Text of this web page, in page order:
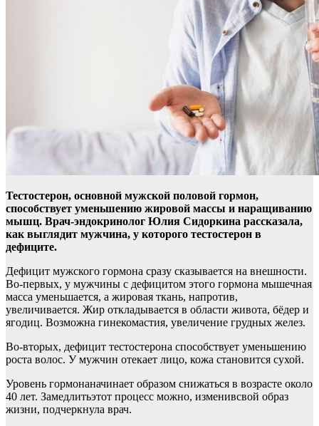
Тестостерон, основной мужской половой гормон,
способствует уменьшению жировой массы и наращиванию
мышц. Врач-эндокринолог Юлия Сидоркина рассказала,
как выглядит мужчина, у которого тестостерон в
дефиците.
Дефицит мужского гормона сразу сказывается на внешности.
Во-первых, у мужчины с дефицитом этого гормона мышечная
масса уменьшается, а жировая ткань, напротив,
увеличивается. Жир откладывается в области живота, бёдер и
ягодиц. Возможна гинекомастия, увеличение грудных желез.
Во-вторых, дефицит тестостерона способствует уменьшению
роста волос. У мужчин отекает лицо, кожа становится сухой.
Уровень гормонаначинает образом снижаться в возрасте около
40 лет. Замедлитьэтот процесс можно, изменивсвой образ
жизни, подчеркнула врач.